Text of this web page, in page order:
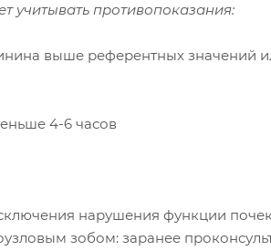
учитывать противопоказания:
выше референтных значений
4-6 часов
нарушения функции
зобом: заранее